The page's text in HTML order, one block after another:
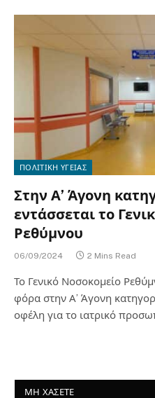
ΠΟΛΙΤΙΚΗ ΥΓΕΙΑΣ
Στην Α’ Άγονη
εντάσσεται το
Ρεθύμνου
06/09/2024 2 Mins Read
Το Γενικό Νοσοκομείο
φόρα στην Α’ Άγονη
οφέλη για το ιατρικό
ΜΗ ΧΑΣΕΤΕ